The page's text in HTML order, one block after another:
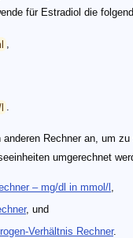
für Estradiol die
,
.
Rechner an, um
umgerechnet
– mg/dl in mmol/l ,
, und
Verhältnis Rechner.